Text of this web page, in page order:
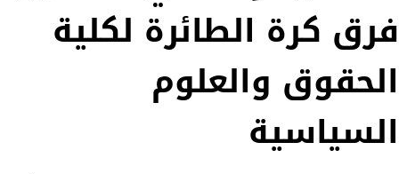
فرق كرة الطائرة لكلية
الحقوق والعلوم
السياسية